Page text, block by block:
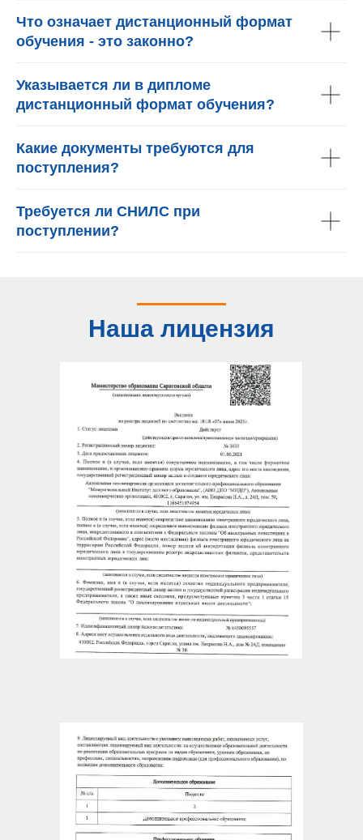
Что означает дистанционный формат
обучения - это законно?
Указывается ли в дипломе
дистанционный формат обучения?
Какие документы требуются для
поступления?
Требуется ли СНИЛС при
поступлении?
Наша лицензия